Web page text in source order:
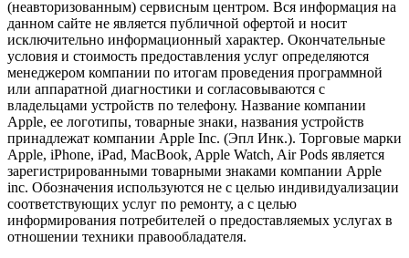
(неавторизованным) сервисным центром. Вся информация на
данном сайте не является публичной офертой и носит
исключительно информационный характер. Окончательные
условия и стоимость предоставления услуг определяются
менеджером компании по итогам проведения программной
или аппаратной диагностики и согласовываются с
владельцами устройств по телефону. Название компании
Apple, ее логотипы, товарные знаки, названия устройств
принадлежат компании Apple Inc. (Эпл Инк.). Торговые марки
Apple, iPhone, iPad, MacBook, Apple Watch, Air Pods является
зарегистрированными товарными знаками компании Apple
inc. Обозначения используются не с целью индивидуализации
соответствующих услуг по ремонту, а с целью
информирования потребителей о предоставляемых услугах в
отношении техники правообладателя.